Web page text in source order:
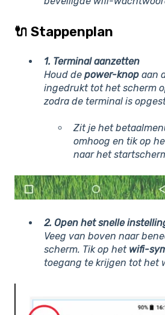
🔌 Stappenplan
1. Terminal aanzetten
Houd de power-knop aan
ingedrukt tot het scherm
zodra de terminal is
Zit je het
omhoog en tik op
naar het
2. Open het snelle
Veeg van boven naar
scherm. Tik op het wifi-
toegang te krijgen tot het